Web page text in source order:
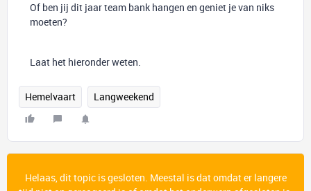
Of ben jij dit jaar team bank hangen en geniet je van niks
moeten?
Laat het hieronder weten.
Hemelvaart Langweekend
Helaas, dit topic is gesloten. Meestal is dat omdat er langere